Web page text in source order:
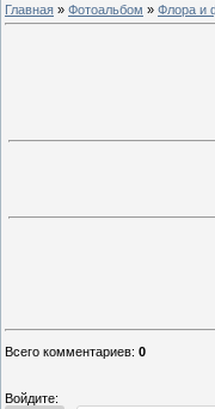
Главная » Фотоальбом » Флора и
Всего комментариев: 0
Войдите: